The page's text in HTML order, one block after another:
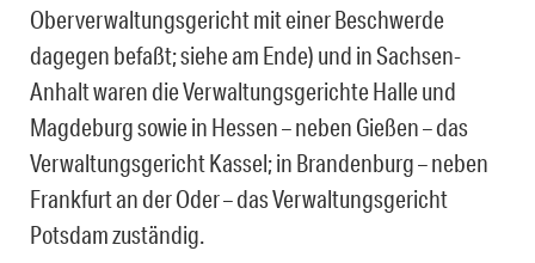
Oberverwaltungsgericht mit einer Beschwerde
dagegen befaßt; siehe am Ende) und in Sachsen-
Anhalt waren die Verwaltungsgerichte Halle und
Magdeburg sowie in Hessen – neben Gießen – das
Verwaltungsgericht Kassel; in Brandenburg – neben
Frankfurt an der Oder – das Verwaltungsgericht
Potsdam zuständig.